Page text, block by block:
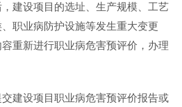
建设项目的选址、生产规模、工艺
职业病防护设施等发生重大变更
重新进行职业病危害预评价，办理
建设项目职业病危害预评价报告或